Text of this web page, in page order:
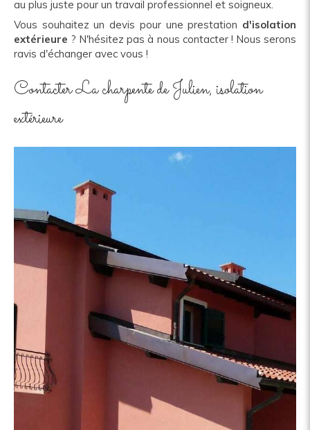
au plus juste pour un travail professionnel et soigneux.
Vous souhaitez un devis pour une prestation d'isolation
extérieure ? N'hésitez pas à nous contacter ! Nous serons
ravis d'échanger avec vous !
Contacter La charpente de Julien, isolation
extérieure